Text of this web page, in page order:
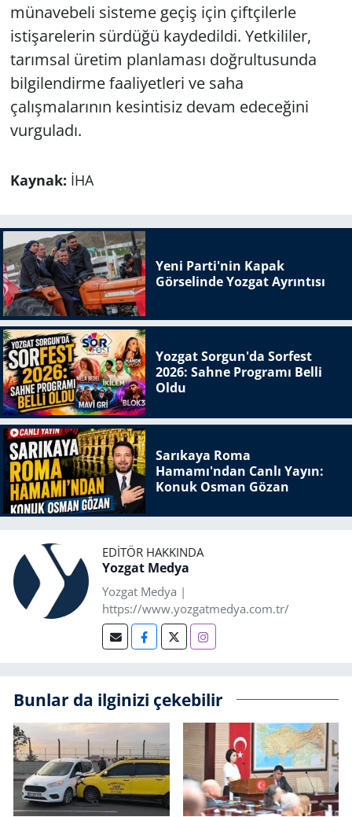
münavebeli sisteme geçiş için çiftçilerle
istişarelerin sürdüğü kaydedildi. Yetkililer,
tarımsal üretim planlaması doğrultusunda
bilgilendirme faaliyetleri ve saha
çalışmalarının kesintisiz devam edeceğini
vurguladı.
Kaynak: İHA
Yeni Parti'nin Kapak
Görselinde Yozgat Ayrıntısı
Yozgat Sorgun'da Sorfest
2026: Sahne Programı Belli
Oldu
Sarıkaya Roma
Hamamı'ndan Canlı Yayın:
Konuk Osman Gözan
EDITÖR HAKKINDA
Yozgat Medya
Yozgat Medya |
https://www.yozgatmedya.com.tr/
Bunlar da ilginizi çekebilir